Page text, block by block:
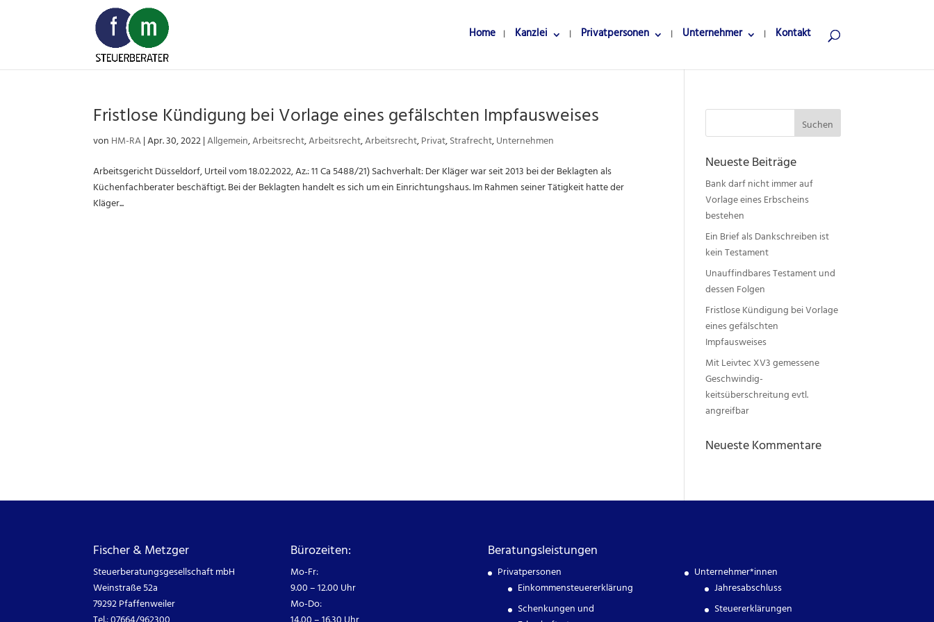
Home Kanzlei Privatpersonen Unternehmer Kontakt
Fristlose Kündigung bei Vorlage eines gefälschten Impfausweises
vonHM-RA|Apr. 30, 2022|Allgemein,Arbeitsrecht,Arbeitsrecht,Arbeitsrecht,Privat,Strafrecht,Unternehmen
Arbeitsgericht Düsseldorf, Urteil vom 18.02.2022, Az.: 11 Ca 5488/21) Sachverhalt: Der Kläger war seit 2013 bei der Beklagten als
Küchenfachberater beschäftigt. Bei der Beklagten handelt es sich um ein Einrichtungshaus. Im Rahmen seiner Tätigkeit hatte der
Kläger...
Suchen
Neueste Beiträge
Bank darf nicht immer auf
Vorlage eines Erbscheins
bestehen
Ein Brief als Dankschreiben ist
kein Testament
Unauffindbares Testament und
dessen Folgen
Fristlose Kündigung bei Vorlage
eines gefälschten
Impfausweises
Mit Leivtec XV3 gemessene
Geschwindig-
keitsüberschreitung evtl.
angreifbar
Neueste Kommentare
Fischer & Metzger
Steuerberatungsgesellschaft mbH
Weinstraße 52a
79292 Pfaffenweiler
Bürozeiten:
Mo-Fr:
9.00 – 12.00 Uhr
Mo-Do:
Beratungsleistungen
Privatpersonen
Einkommensteuererklärung
Schenkungen und
Unternehmer*innen
Jahresabschluss
Steuererklärungen